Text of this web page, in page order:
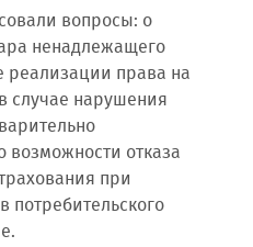
вопросы: о
ненадлежащего
реализации права на
случае нарушения
возможности отказа
при
потребительского